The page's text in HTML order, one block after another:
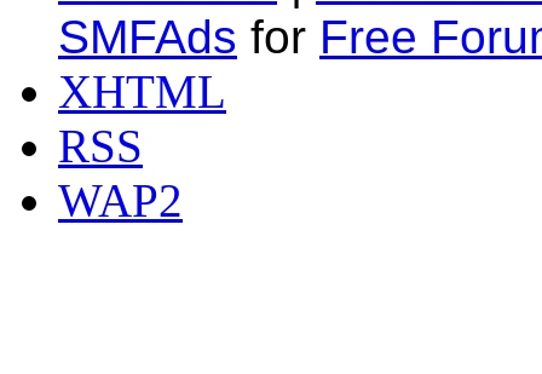
SMFAds for Free
XHTML
RSS
WAP2